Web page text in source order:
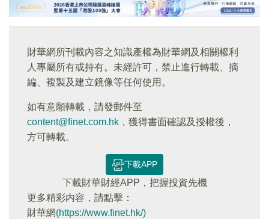
財華網所刊載內容之知識產權為財華網及相關權利
人專屬所有或持有。未經許可，禁止進行轉載、摘
編、複製及建立鏡像等任何使用。
如有意願轉載，請發郵件至
content@finet.com.hk ，獲得書面確認及授權後，
方可轉載。
下載APP
下載財華財經APP，把握投資先機
更多精彩内容，請點擊：
財華網(https://www.finet.hk/)